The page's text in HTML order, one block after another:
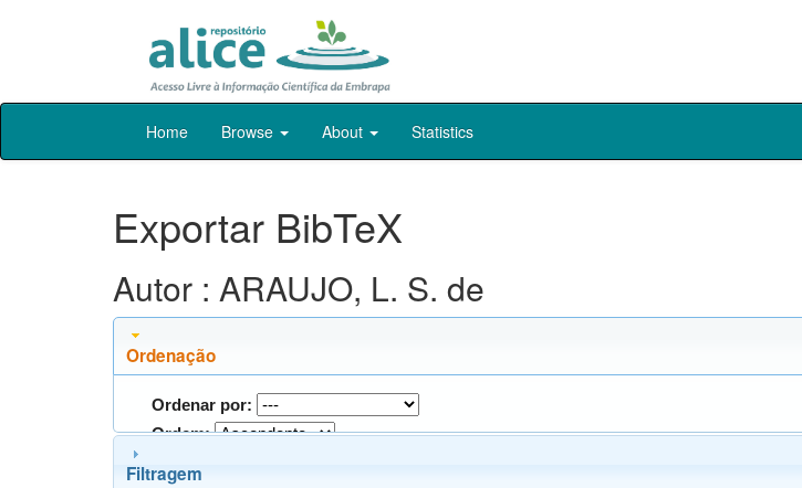
Skip
Home Browse About Statistics
Exportar BibTeX
Autor : ARAUJO, L. S. de
Ordenação
Ordenar por:
Ordem:
Filtragem